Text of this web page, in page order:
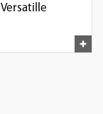
Versatille